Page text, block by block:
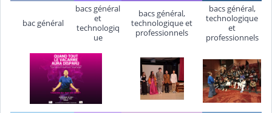
bac général
bacs général
et
technologiq
ue
bacs général,
technologique et
professionnels
bacs général,
technologique
et
professionnels